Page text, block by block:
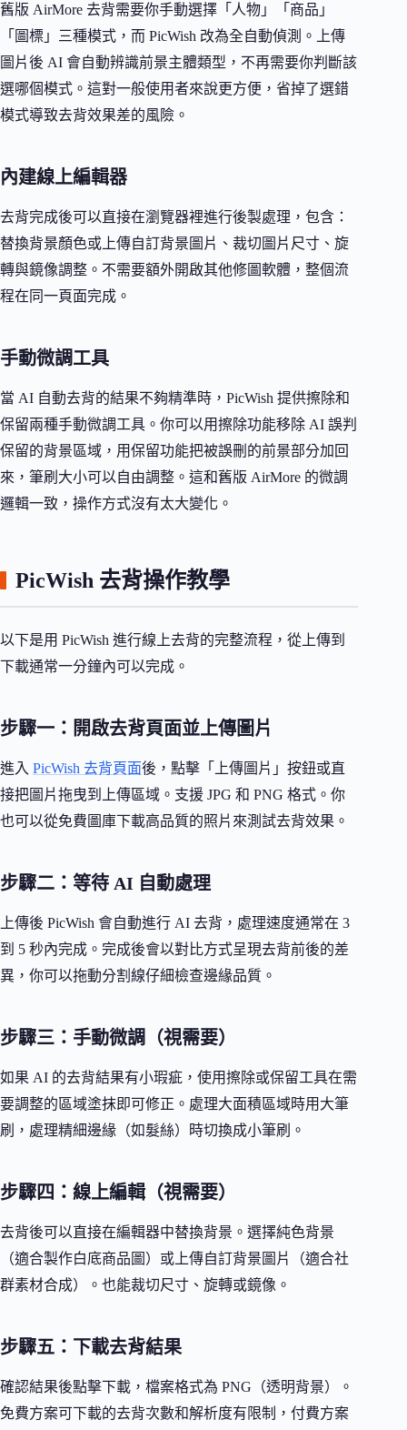
舊版 AirMore 去背需要你手動選擇「人物」「商品」
「圖標」三種模式，而 PicWish 改為全自動偵測。上傳
圖片後 AI 會自動辨識前景主體類型，不再需要你判斷該
選哪個模式。這對一般使用者來說更方便，省掉了選錯
模式導致去背效果差的風險。
內建線上編輯器
去背完成後可以直接在瀏覽器裡進行後製處理，包含：
替換背景顏色或上傳自訂背景圖片、裁切圖片尺寸、旋
轉與鏡像調整。不需要額外開啟其他修圖軟體，整個流
程在同一頁面完成。
手動微調工具
當 AI 自動去背的結果不夠精準時，PicWish 提供擦除和
保留兩種手動微調工具。你可以用擦除功能移除 AI 誤判
保留的背景區域，用保留功能把被誤刪的前景部分加回
來，筆刷大小可以自由調整。這和舊版 AirMore 的微調
邏輯一致，操作方式沒有太大變化。
PicWish 去背操作教學
以下是用 PicWish 進行線上去背的完整流程，從上傳到
下載通常一分鐘內可以完成。
步驟一：開啟去背頁面並上傳圖片
進入 PicWish 去背頁面後，點擊「上傳圖片」按鈕或直
接把圖片拖曳到上傳區域。支援 JPG 和 PNG 格式。你
也可以從免費圖庫下載高品質的照片來測試去背效果。
步驟二：等待 AI 自動處理
上傳後 PicWish 會自動進行 AI 去背，處理速度通常在 3
到 5 秒內完成。完成後會以對比方式呈現去背前後的差
異，你可以拖動分割線仔細檢查邊緣品質。
步驟三：手動微調（視需要）
如果 AI 的去背結果有小瑕疵，使用擦除或保留工具在需
要調整的區域塗抹即可修正。處理大面積區域時用大筆
刷，處理精細邊緣（如髮絲）時切換成小筆刷。
步驟四：線上編輯（視需要）
去背後可以直接在編輯器中替換背景。選擇純色背景
（適合製作白底商品圖）或上傳自訂背景圖片（適合社
群素材合成）。也能裁切尺寸、旋轉或鏡像。
步驟五：下載去背結果
確認結果後點擊下載，檔案格式為 PNG（透明背景）。
免費方案可下載的去背次數和解析度有限制，付費方案